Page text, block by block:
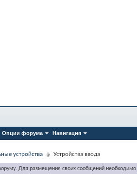
Опции форума Навигация
устройства Устройства ввода
Для размещения своих сообщений необходимо